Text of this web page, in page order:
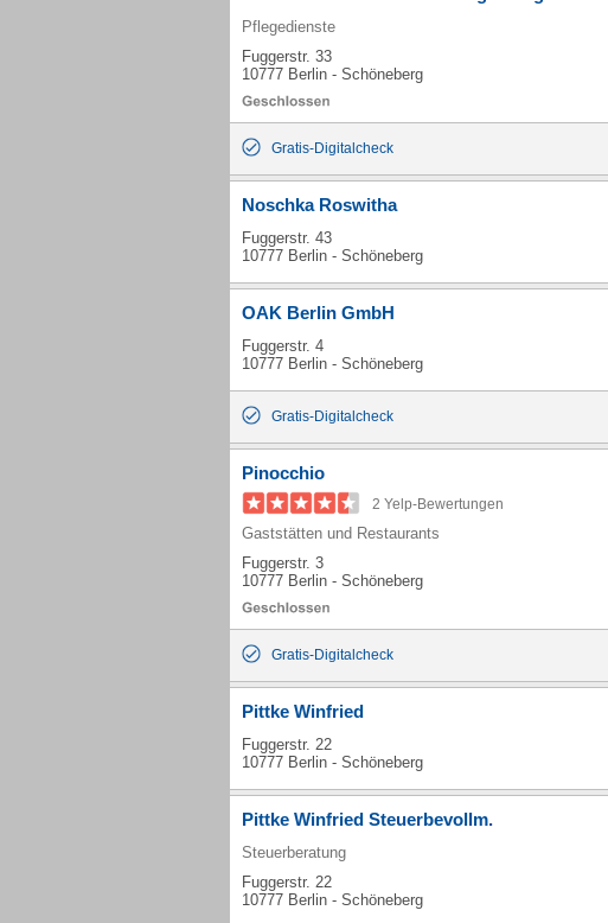
Pflegedienste
Fuggerstr. 33
10777 Berlin - Schöneberg
Gratis-Digitalcheck
Noschka Roswitha
Fuggerstr. 43
10777 Berlin - Schöneberg
OAK Berlin GmbH
Fuggerstr. 4
10777 Berlin - Schöneberg
Gratis-Digitalcheck
Pinocchio
2 Yelp-Bewertungen
Gaststätten und Restaurants
Fuggerstr. 3
10777 Berlin - Schöneberg
Gratis-Digitalcheck
Pittke Winfried
Fuggerstr. 22
10777 Berlin - Schöneberg
Pittke Winfried Steuerbevollm.
Steuerberatung
Fuggerstr. 22
10777 Berlin - Schöneberg